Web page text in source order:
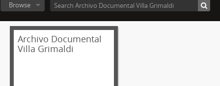
Browse
Archivo Documental
Villa Grimaldi